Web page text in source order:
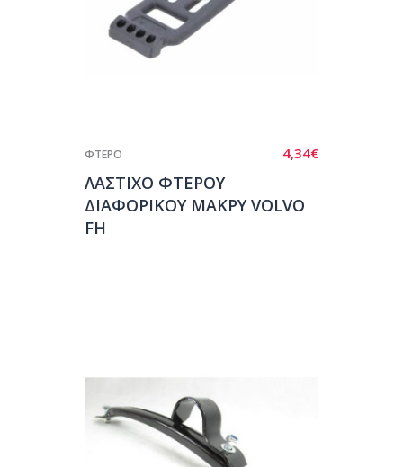
4,34€
ΦΤΕΡΟ
ΛΑΣΤΙΧΟ ΦΤΕΡΟΥ
ΔΙΑΦΟΡΙΚΟΥ ΜΑΚΡΥ VOLVO
FH